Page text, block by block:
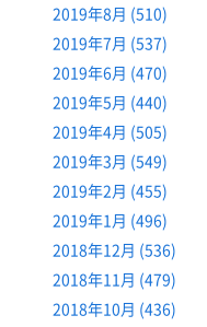
2019年8月 (510)
2019年7月 (537)
2019年6月 (470)
2019年5月 (440)
2019年4月 (505)
2019年3月 (549)
2019年2月 (455)
2019年1月 (496)
2018年12月 (536)
2018年11月 (479)
2018年10月 (436)